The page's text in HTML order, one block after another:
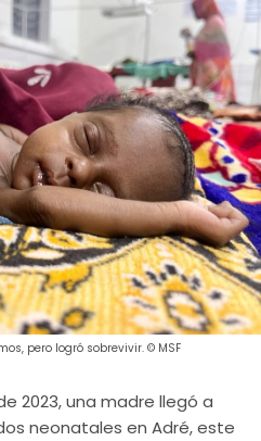
pero logró sobrevivir. © MSF
2023, una madre llegó a
neonatales en Adré, este